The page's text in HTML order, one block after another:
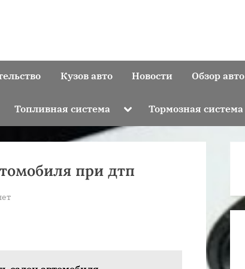
Кузов авто Новости Обзор авто
Топливная система Toggle
menu
Тормозная система
при дтп